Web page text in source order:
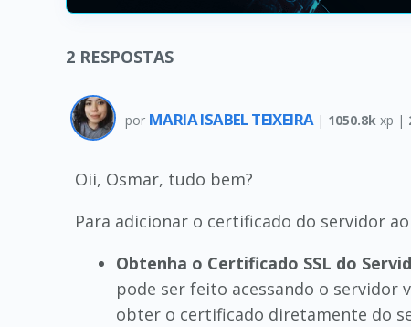
2 RESPOSTAS
por MARIA ISABEL TEIXEIRA | 1050.8k xp |
Oii, Osmar, tudo bem?
Para adicionar o certificado do servidor
Obtenha o Certificado SSL do
pode ser feito acessando o servidor
obter o certificado diretamente do